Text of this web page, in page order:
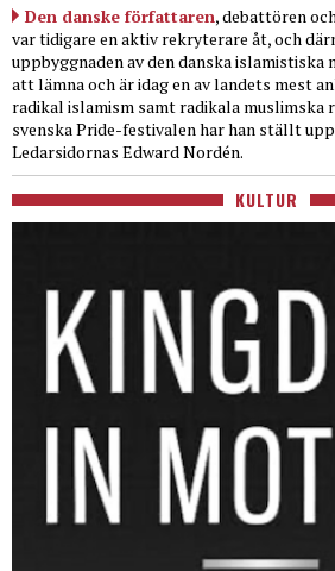
Den danske författaren, debattören
var tidigare en aktiv rekryterare åt, och
uppbyggnaden av den danska islamistiska
att lämna och är idag en av landets mest
radikal islamism samt radikala muslimska
svenska Pride-festivalen har han ställt
Ledarsidornas Edward Nordén.
KULTUR